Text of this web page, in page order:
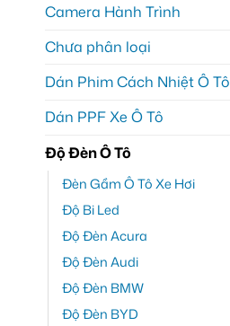
Camera Hành Trình
Chưa phân loại
Dán Phim Cách Nhiệt Ô Tô
Dán PPF Xe Ô Tô
Độ Đèn Ô Tô
Đèn Gầm Ô Tô Xe Hơi
Độ Bi Led
Độ Đèn Acura
Độ Đèn Audi
Độ Đèn BMW
Độ Đèn BYD